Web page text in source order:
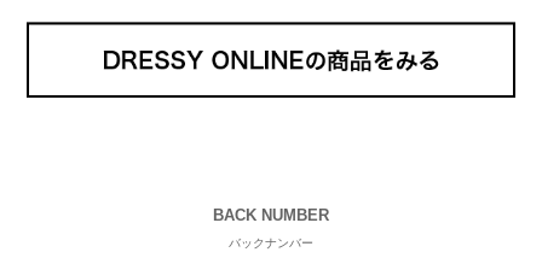
BACK NUMBER
バックナンバー